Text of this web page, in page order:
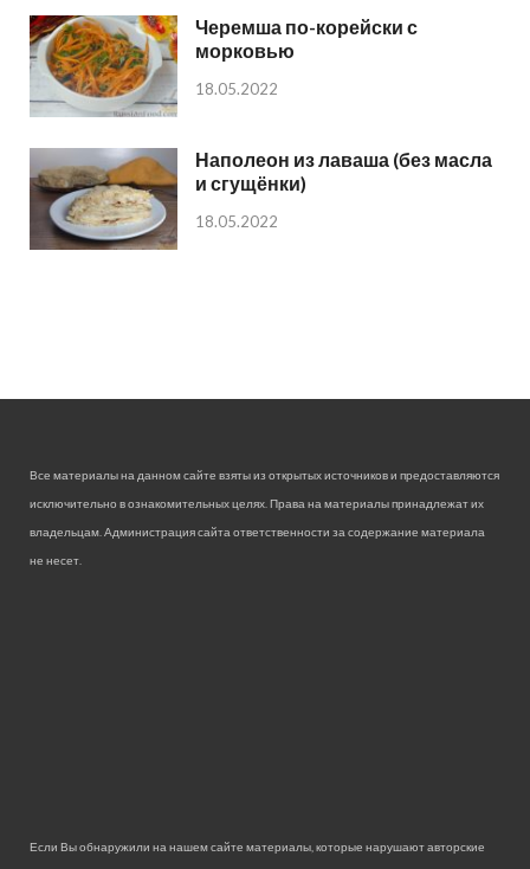
Черемша по-корейски с
морковью
18.05.2022
Наполеон из лаваша (без масла
и сгущёнки)
18.05.2022
Все материалы на данном сайте взяты из открытых источников и предоставляются
исключительно в ознакомительных целях. Права на материалы принадлежат их
владельцам. Администрация сайта ответственности за содержание материала
не несет.
Если Вы обнаружили на нашем сайте материалы, которые нарушают авторские